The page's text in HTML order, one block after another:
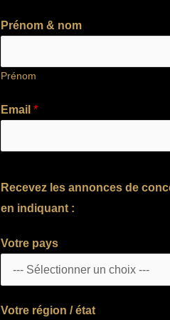
Prénom & nom
Prénom
Email*
Recevez les annonces de
en indiquant :
Votre pays
Votre région / état